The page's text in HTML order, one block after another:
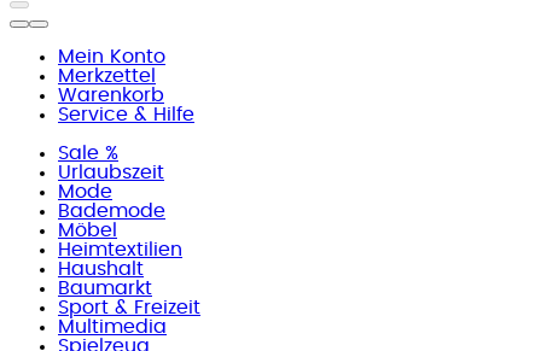
Mein Konto
Merkzettel
Warenkorb
Service & Hilfe
Sale %
Urlaubszeit
Mode
Bademode
Möbel
Heimtextilien
Haushalt
Baumarkt
Sport & Freizeit
Multimedia
Spielzeug